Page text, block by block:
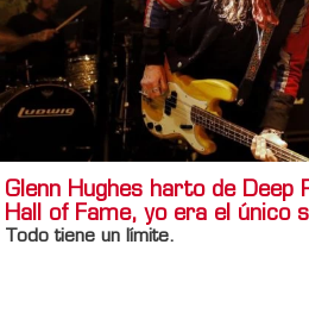
Glenn Hughes harto de Deep
Hall of Fame, yo era el único
Todo tiene un límite.